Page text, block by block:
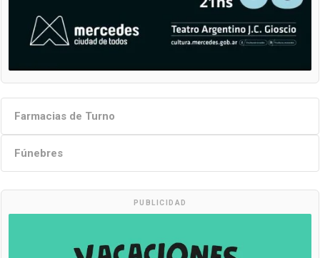
Farmacias de Turno
Fúnebres
PUBLICIDAD